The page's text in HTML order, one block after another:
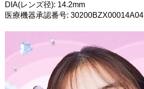
DIA(レンズ径): 14.2mm
医療機器承認番号: 30200BZX00014A04